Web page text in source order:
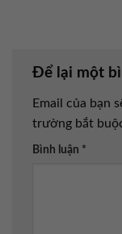
Để lại một
Email của bạn
trường bắt
Bình luận *